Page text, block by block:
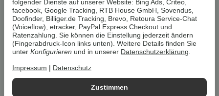
Bereite Dich optimal auf Deine nächste Sportaktivität vor mit
unserem CRIVIT Damen Laufschuh »CarbonLite 1.0«
TECHNISCH GESTRICKT
Gestricktes Obermaterial für mehr Leichtigkeit und
Atmungsaktivität
Energierückgewinnung durch verbesserte Kraftübertragung
GUMMILAUFSOHLE
Gewährleistet eine gute Haftung für jeden Untergrund
Zustimmen
folgender Dienste auf unserer Website: Bing Ads, Criteo,
facebook, Google Tracking, RTB House GmbH, Sovendus,
Doofinder, Billiger.de Tracking, Brevo, Retoura Service-Chat
(Voiceflow), etracker, PayPal Express Checkout und
Ratenzahlung. Sie können die Einstellung jederzeit ändern
(Fingerabdruck-Icon links unten). Weitere Details finden Sie
unter Konfigurieren und in unserer Datenschutzerklärung
Impressum Datenschutz